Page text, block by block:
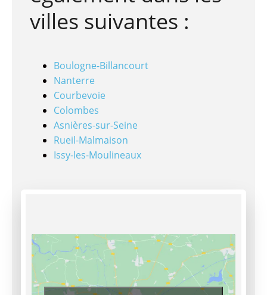
villes suivantes :
Boulogne-Billancourt
Nanterre
Courbevoie
Colombes
Asnières-sur-Seine
Rueil-Malmaison
Issy-les-Moulineaux